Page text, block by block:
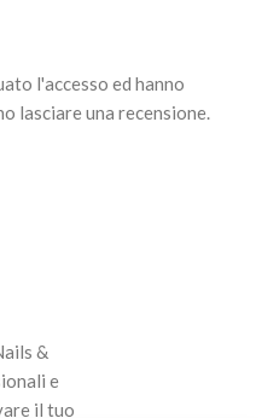
l'accesso ed hanno
lasciare una recensione.
&
e
il tuo